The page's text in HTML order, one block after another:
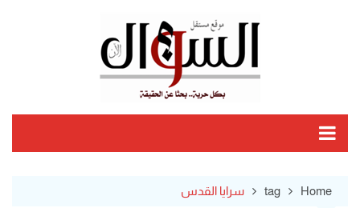
Home
tag سرايا القدس